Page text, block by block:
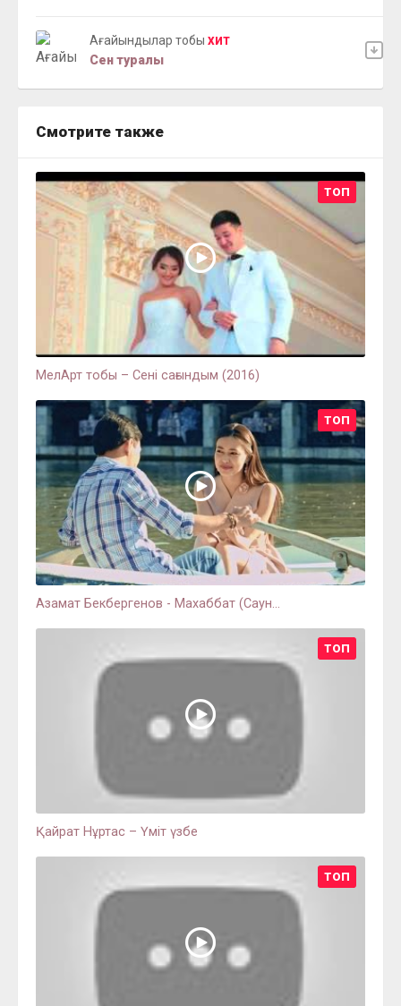
Ағайындылар тобы ХИТ
Сен туралы
Смотрите также
ТОП
МелАрт тобы – Сені сағындым (2016)
ТОП
Азамат Бекбергенов - Махаббат (Cаун...
ТОП
Қайрат Нұртас – Үміт үзбе
ТОП